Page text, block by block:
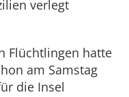
verlegt
Flüchtlingen hatte
am Samstag
die Insel